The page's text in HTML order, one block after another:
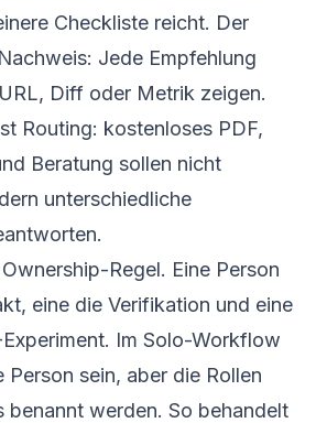
Checkliste reicht. Der
Jede Empfehlung
Diff oder Metrik zeigen.
Routing: kostenloses PDF,
Beratung sollen nicht
unterschiedliche
Regel. Eine Person
eine die Verifikation und eine
Im Solo-Workflow
Person sein, aber die Rollen
benannt werden. So behandelt